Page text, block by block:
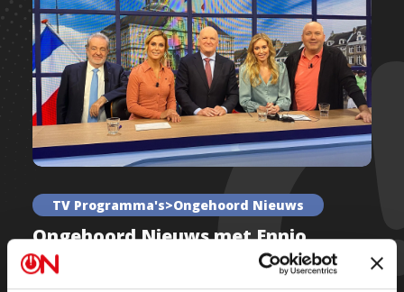
TV Programma's>Ongehoord Nieuws
Ongehoord Nieuws met Ennio
Senese, Thierry Baudet en Tom de
Nooijer – Afl 67